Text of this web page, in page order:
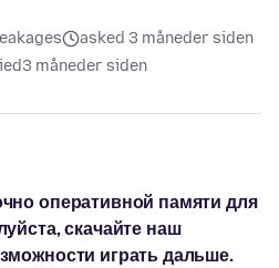
asked 3 måneder siden
3 måneder siden
оперативной памяти для
скачайте наш
играть дальше.